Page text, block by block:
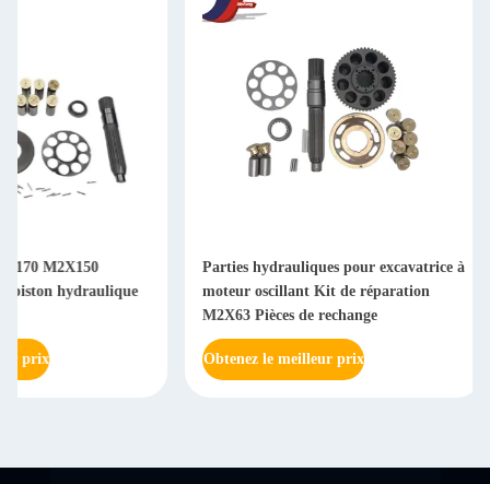
Parties hydrauliques pour excavatrice à
moteur oscillant Kit de réparation
M2X63 Pièces de rechange
Obtenez le meilleur prix
M5X130
d'excavatrice à
réparation de
Obtenez le meilleur